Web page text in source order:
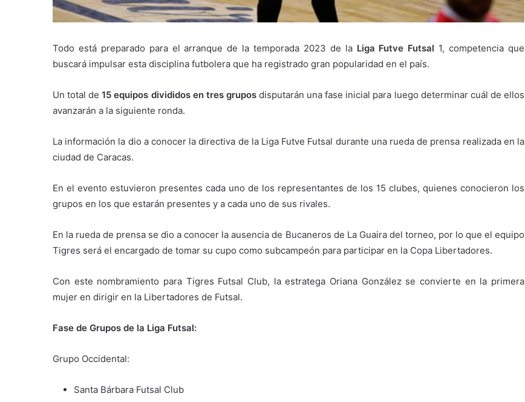
Todo está preparado para el arranque de la temporada 2023 de la Liga Futve Futsal 1, competencia que
buscará impulsar esta disciplina futbolera que ha registrado gran popularidad en el país.
Un total de 15 equipos divididos en tres gruposdisputarán una fase inicial para luego determinar cuál de ellos
avanzarán a la siguiente ronda.
La información la dio a conocer la directiva de la Liga Futve Futsal durante una rueda de prensa realizada en la
ciudad de Caracas.
En el evento estuvieron presentes cada uno de los representantes de los 15 clubes, quienes conocieron los
grupos en los que estarán presentes y a cada uno de sus rivales.
En la rueda de prensa se dio a conocer la ausencia de Bucaneros de La Guaira del torneo, por lo que el equipo
Tigres será el encargado de tomar su cupo como subcampeón para participar en la Copa Libertadores.
Con este nombramiento para Tigres Futsal Club, la estratega Oriana González se convierte en la primera
mujer en dirigir en la Libertadores de Futsal.
Fase de Grupos de la Liga Futsal:
Grupo Occidental:
Santa Bárbara Futsal Club